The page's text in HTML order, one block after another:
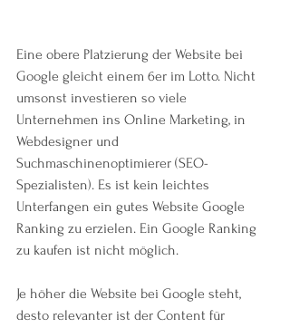
Eine obere Platzierung der Website bei
Google gleicht einem 6er im Lotto. Nicht
umsonst investieren so viele
Unternehmen ins Online Marketing, in
Webdesigner und
Suchmaschinenoptimierer (SEO-
Spezialisten). Es ist kein leichtes
Unterfangen ein gutes Website Google
Ranking zu erzielen. Ein Google Ranking
zu kaufen ist nicht möglich.
Je höher die Website bei Google steht,
desto relevanter ist der Content für